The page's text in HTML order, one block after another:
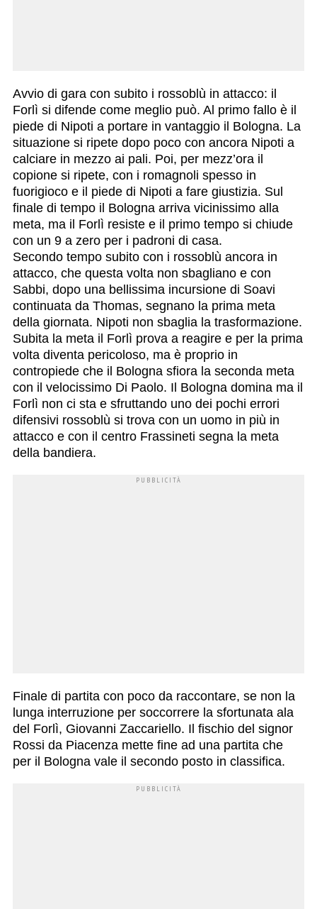
Avvio di gara con subito i rossoblù in attacco: il
Forlì si difende come meglio può. Al primo fallo è il
piede di Nipoti a portare in vantaggio il Bologna. La
situazione si ripete dopo poco con ancora Nipoti a
calciare in mezzo ai pali. Poi, per mezz’ora il
copione si ripete, con i romagnoli spesso in
fuorigioco e il piede di Nipoti a fare giustizia. Sul
finale di tempo il Bologna arriva vicinissimo alla
meta, ma il Forlì resiste e il primo tempo si chiude
con un 9 a zero per i padroni di casa.
Secondo tempo subito con i rossoblù ancora in
attacco, che questa volta non sbagliano e con
Sabbi, dopo una bellissima incursione di Soavi
continuata da Thomas, segnano la prima meta
della giornata. Nipoti non sbaglia la trasformazione.
Subita la meta il Forlì prova a reagire e per la prima
volta diventa pericoloso, ma è proprio in
contropiede che il Bologna sfiora la seconda meta
con il velocissimo Di Paolo. Il Bologna domina ma il
Forlì non ci sta e sfruttando uno dei pochi errori
difensivi rossoblù si trova con un uomo in più in
attacco e con il centro Frassineti segna la meta
della bandiera.
Finale di partita con poco da raccontare, se non la
lunga interruzione per soccorrere la sfortunata ala
del Forlì, Giovanni Zaccariello. Il fischio del signor
Rossi da Piacenza mette fine ad una partita che
per il Bologna vale il secondo posto in classifica.